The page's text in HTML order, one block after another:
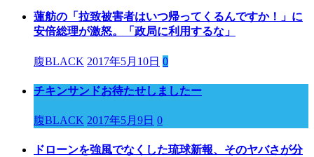
蓮舫の「拉致被害者はいつ帰ってくるんですか！」に
安倍総理が激怒。「政局に利用するな」
腹BLACK 2017年5月10日 0
チキンサンドお待たせしましたー
腹BLACK 2017年5月9日 0
ドローンを強風でなくした琉球新報、そのヤバさが分